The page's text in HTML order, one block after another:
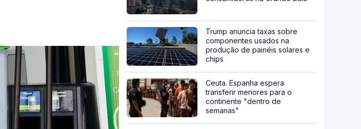
Trump anuncia taxas sobre
componentes usados na
produção de painéis solares e
chips
Ceuta. Espanha espera
transferir menores para o
continente "dentro de
semanas"